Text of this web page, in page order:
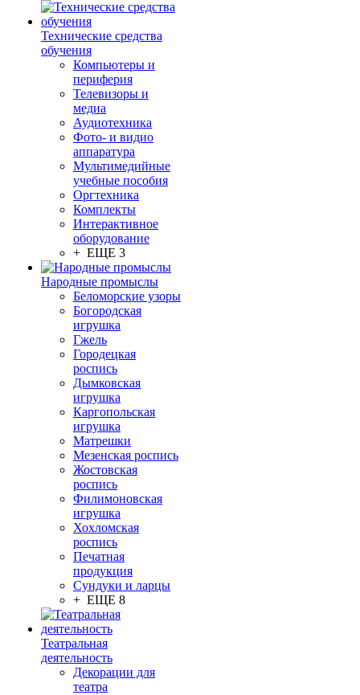
Технические средства
обучения
Компьютеры и
периферия
Телевизоры и
медиа
Аудиотехника
Фото- и видио
аппаратура
Мультимедийные
учебные пособия
Оргтехника
Комплекты
Интерактивное
оборудование
+ ЕЩЕ 3
Народные промыслы
Беломорские узоры
Богородская
игрушка
Гжель
Городецкая
роспись
Дымковская
игрушка
Каргопольская
игрушка
Матрешки
Мезенская роспись
Жостовская
роспись
Филимоновская
игрушка
Хохломская
роспись
Печатная
продукция
Сундуки и ларцы
+ ЕЩЕ 8
Театральная
деятельность
Декорации для
театра